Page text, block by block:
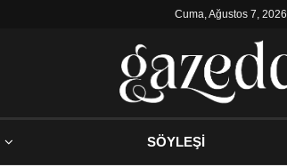
Cuma, Ağustos 7, 2026
SÖYLEŞİ